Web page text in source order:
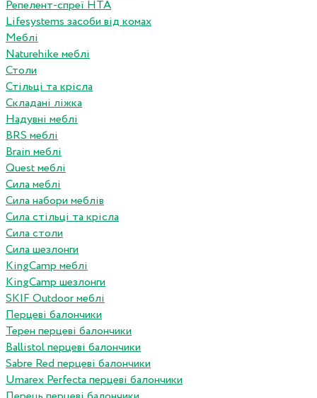
Репелент-спреї HTA
Lifesystems засоби від комах
Меблі
Naturehike меблі
Столи
Стільці та крісла
Складані ліжка
Надувні меблі
BRS меблі
Brain меблі
Quest меблі
Сила меблі
Сила набори меблів
Сила стільці та крісла
Сила столи
Сила шезлонги
KingCamp меблі
KingCamp шезлонги
SKIF Outdoor меблі
Перцеві балончики
Терен перцеві балончики
Ballistol перцеві балончики
Sabre Red перцеві балончики
Umarex Perfecta перцеві балончики